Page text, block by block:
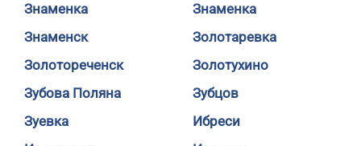
Знаменка
Знаменка
Знаменск
Золотаревка
Золотореченск
Золотухино
Зубова Поляна
Зубцов
Зуевка
Ибреси